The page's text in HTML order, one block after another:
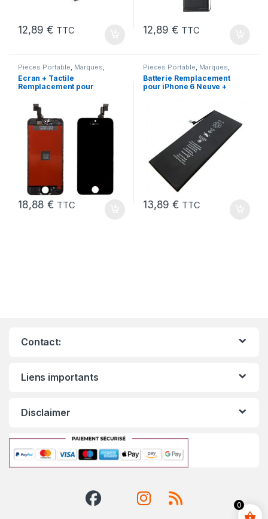
12,89€ TTC 12,89€ TTC
Pieces Portable Marques
iPhone 5C
Ecran + Tactile
Remplacement pour
sur Chassis + Outils
18,88€ TTC
Pieces Portable Marques
iPhone 6 , Batteries et
chargeurs,Batteries Apple
Batterie Remplacement
pour iPhone 6 Neuve +
13,89€ TTC
Contact:
Liens importants
Disclaimer
0